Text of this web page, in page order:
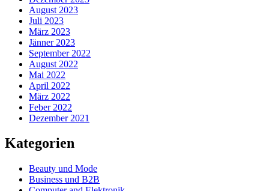
August 2023
Juli 2023
März 2023
Jänner 2023
September 2022
August 2022
Mai 2022
April 2022
März 2022
Feber 2022
Dezember 2021
Kategorien
Beauty und Mode
Business und B2B